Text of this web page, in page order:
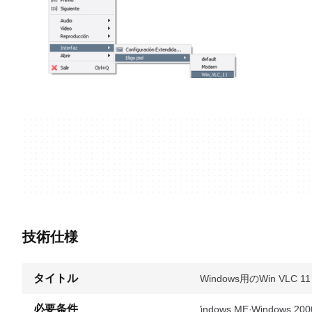
技術仕様
タイトル Windows用のWin VLC
必要条件 Windows ME Windows